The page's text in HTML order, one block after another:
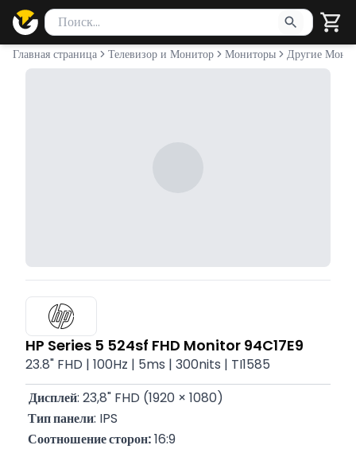
Поиск товаров
Введите минимум 2 символа для поиска. Нажмите Enter
Главная страница Телевизор и Монитор Мониторы Другие
HP Series 5 524sf FHD Monitor 94C17E9
23.8" FHD | 100Hz | 5ms | 300nits | TI1585
Дисплей: 23,8" FHD (1920 × 1080)
Тип панели: IPS
Соотношение сторон: 16:9